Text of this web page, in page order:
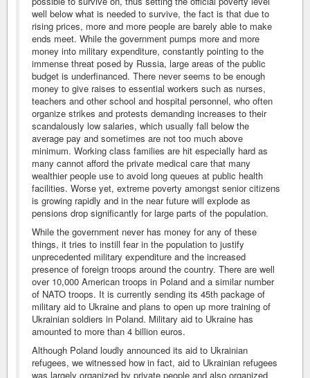
well below what is needed to survive, the fact is that due to
rising prices, more and more people are barely able to make
ends meet. While the government pumps more and more
money into military expenditure, constantly pointing to the
immense threat posed by Russia, large areas of the public
budget is underfinanced. There never seems to be enough
money to give raises to essential workers such as nurses,
teachers and other school and hospital personnel, who often
organize strikes and protests demanding increases to their
scandalously low salaries, which usually fall below the
average pay and sometimes are not too much above
minimum. Working class families are hit especially hard as
many cannot afford the private medical care that many
wealthier people use to avoid long queues at public health
facilities. Worse yet, extreme poverty amongst senior citizens
is growing rapidly and in the near future will explode as
pensions drop significantly for large parts of the population.
While the government never has money for any of these
things, it tries to instill fear in the population to justify
unprecedented military expenditure and the increased
presence of foreign troops around the country. There are well
over 10,000 American troops in Poland and a similar number
of NATO troops. It is currently sending its 45th package of
military aid to Ukraine and plans to open up more training of
Ukrainian soldiers in Poland. Military aid to Ukraine has
amounted to more than 4 billion euros.
Although Poland loudly announced its aid to Ukrainian
refugees, we witnessed how in fact, aid to Ukrainian refugees
was largely organized by private people and also organized